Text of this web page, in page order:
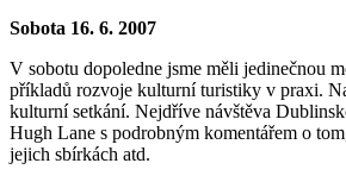
Sobota 16. 6. 2007
V sobotu dopoledne jsme měli jedinečnou
příkladů rozvoje kulturní turistiky v praxi.
kulturní setkání. Nejdříve návštěva
Hugh Lane s podrobným komentářem o
jejich sbírkách atd.